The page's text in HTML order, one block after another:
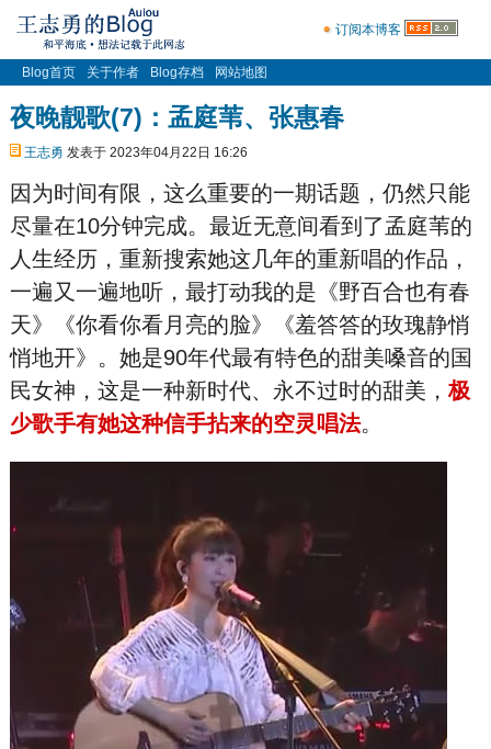
订阅本博客
Blog首页 关于作者 Blog存档 网站地图
夜晚靓歌(7)：孟庭苇、张惠春
王志勇 发表于 2023年04月22日 16:26
因为时间有限，这么重要的一期话题，仍然只能
尽量在10分钟完成。最近无意间看到了孟庭苇的
人生经历，重新搜索她这几年的重新唱的作品，
一遍又一遍地听，最打动我的是《野百合也有春
天》《你看你看月亮的脸》《羞答答的玫瑰静悄
悄地开》。她是90年代最有特色的甜美嗓音的国
民女神，这是一种新时代、永不过时的甜美，极
少歌手有她这种信手拈来的空灵唱法。